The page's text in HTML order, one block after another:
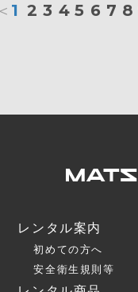
1 2 3 4 5 6 7 8
レンタル案内
初めての方へ
安全衛生規則等